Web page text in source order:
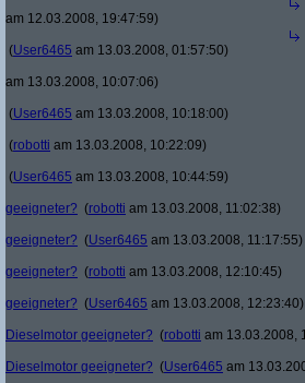
am 12.03.2008, 19:47:59)
(User6465 am 13.03.2008, 01:57:50)
am 13.03.2008, 10:07:06)
(User6465 am 13.03.2008, 10:18:00)
(robotti am 13.03.2008, 10:22:09)
(User6465 am 13.03.2008, 10:44:59)
geeigneter? (robotti am 13.03.2008, 11:02:38)
geeigneter? (User6465 am 13.03.2008, 11:17:55)
geeigneter? (robotti am 13.03.2008, 12:10:45)
geeigneter? (User6465 am 13.03.2008, 12:23:40)
Dieselmotor geeigneter? (robotti am 13.03.2008,
Dieselmotor geeigneter? (User6465 am